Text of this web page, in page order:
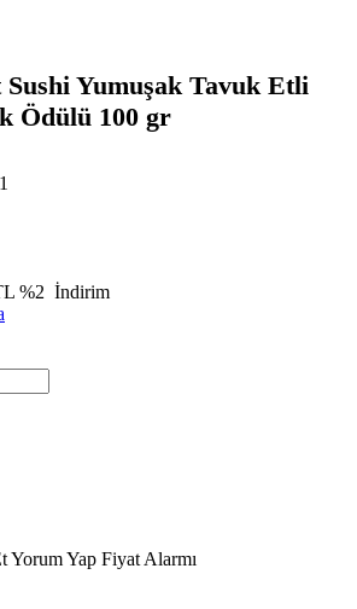
Yumuşak Tavuk Etli
Ödülü 100 gr
%2 İndirim
Yorum Yap Fiyat Alarmı